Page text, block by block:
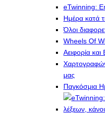
eTwinning:
Ημέρα κατά
Όλοι
Wheels Of
Αειφορία και
μας
Παγκόσμια